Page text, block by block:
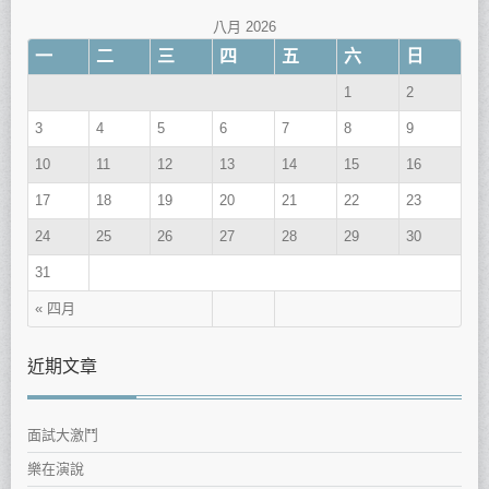
八月 2026
一 二 三 四 五 六 日
« 四月
1 2
3 4 5 6 7 8 9
10 11 12 13 14 15 16
17 18 19 20 21 22 23
24 25 26 27 28 29 30
31
近期文章
面試大激鬥
樂在演說